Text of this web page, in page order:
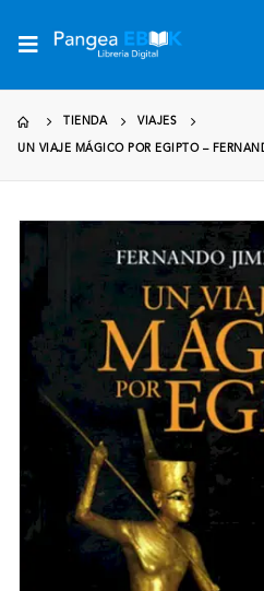
TIENDA VIAJES
UN VIAJE MÁGICO POR EGIPTO –